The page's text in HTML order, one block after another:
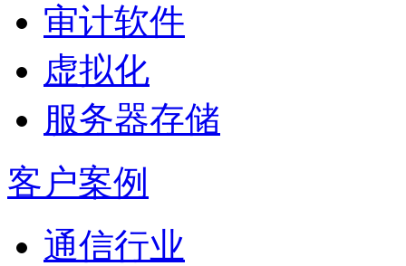
审计软件
虚拟化
服务器存储
客户案例
通信行业